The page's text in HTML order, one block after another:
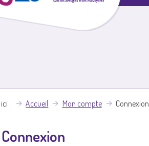
Accueil Mon compte Connexion
Connexion